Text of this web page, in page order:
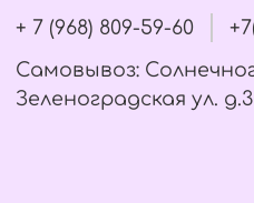
+ 7 (968) 809-59-60
Самовывоз:
Зеленоградская ул. д.3